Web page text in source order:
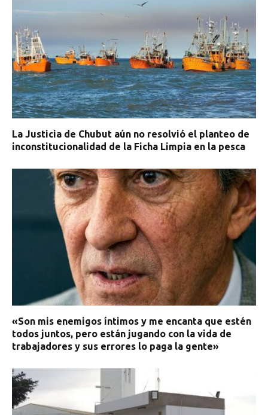
La Justicia de Chubut aún no resolvió el planteo de
inconstitucionalidad de la Ficha Limpia en la pesca
«Son mis enemigos íntimos y me encanta que estén
todos juntos, pero están jugando con la vida de
trabajadores y sus errores lo paga la gente»